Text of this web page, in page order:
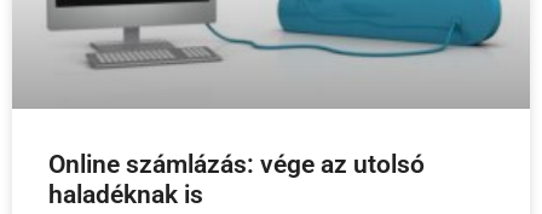
Online számlázás: vége az utolsó
haladéknak is